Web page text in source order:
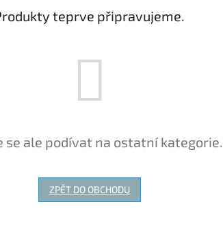
teprve připravujeme.
se ale podívat na ostatní kategorie.
ZPĚT DO OBCHODU